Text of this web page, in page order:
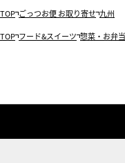
TOP ごっつお便 お取り寄せ 九州
TOP フード&スイーツ 惣菜・お弁当